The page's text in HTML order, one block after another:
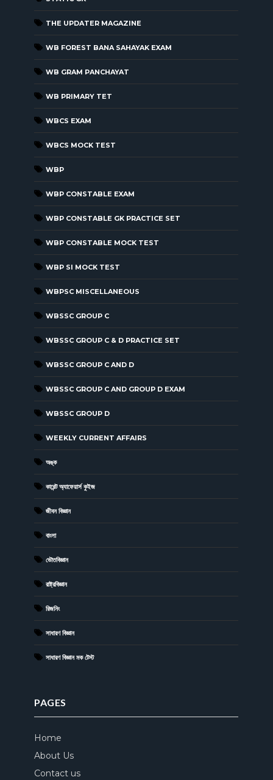
THE UPDATER MAGAZINE
WB FOREST BANA SAHAYAK EXAM
WB GRAM PANCHAYAT
WB PRIMARY TET
WBCS EXAM
WBCS MOCK TEST
WBP
WBP CONSTABLE EXAM
WBP CONSTABLE GK PRACTICE SET
WBP CONSTABLE MOCK TEST
WBP SI MOCK TEST
WBPSC MISCELLANEOUS
WBSSC GROUP C
WBSSC GROUP C & D PRACTICE SET
WBSSC GROUP C AND D
WBSSC GROUP C AND GROUP D EXAM
WBSSC GROUP D
WEEKLY CURRENT AFFAIRS
অঙ্ক
কারেন্ট অ্যাফেয়ার্স কুইজ
জীবন বিজ্ঞান
বাংলা
ভৌতবিজ্ঞান
রাষ্ট্রবিজ্ঞান
রিজনিং
সাধারণ বিজ্ঞান
সাধারণ বিজ্ঞান মক টেস্ট
PAGES
Home
About Us
Contact us